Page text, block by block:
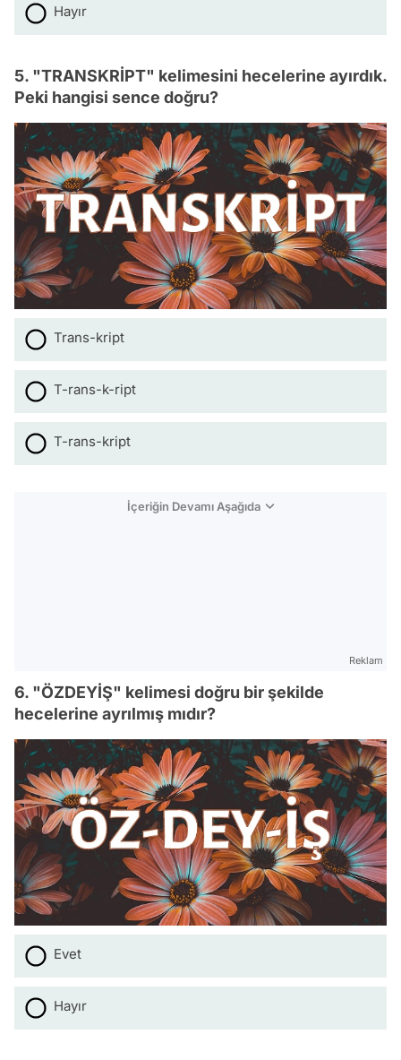
Hayır
5. "TRANSKRİPT" kelimesini hecelerine ayırdık.
Peki hangisi sence doğru?
Trans-kript
T-rans-k-ript
T-rans-kript
İçeriğin Devamı Aşağıda
Reklam
6. "ÖZDEYİŞ" kelimesi doğru bir şekilde
hecelerine ayrılmış mıdır?
Evet
Hayır